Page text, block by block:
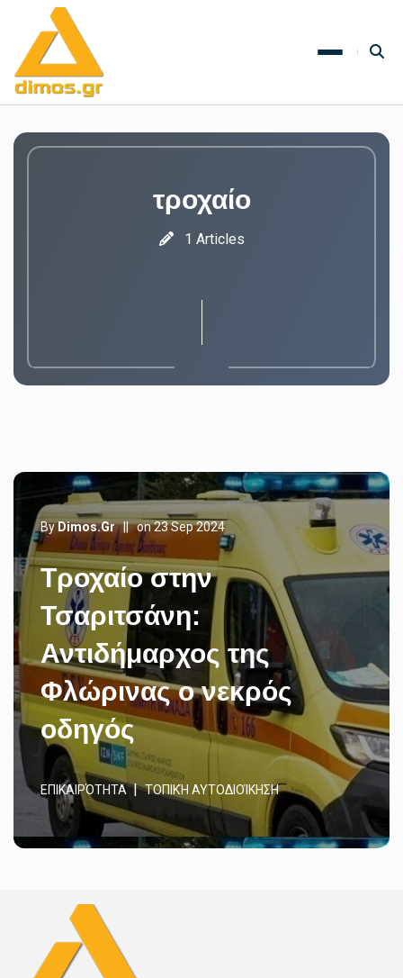
τροχαίο
1 Articles
ByDimos.gr||on 23 Sep 2024
Τροχαίο στην
Τσαριτσάνη:
Αντιδήμαρχος της
Φλώρινας ο νεκρός
οδηγός
ΕΠΙΚΑΙΡΌΤΗΤΑ ΤΟΠΙΚΉ ΑΥΤΟΔΙΟΊΚΗΣΗ